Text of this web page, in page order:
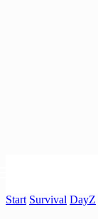
Start Survival DayZ